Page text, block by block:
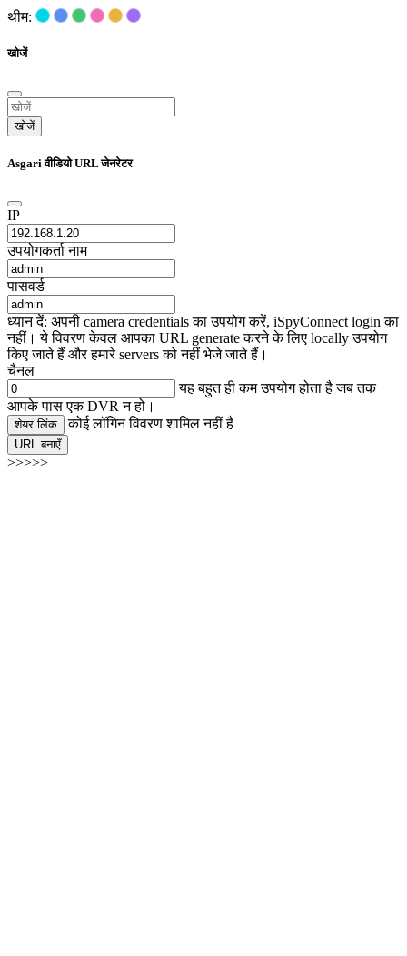
थीम:
खोजें
खोजें
Asgari वीडियो URL जेनरेटर
IP
उपयोगकर्ता नाम
पासवर्ड
ध्यान दें: अपनी camera credentials का उपयोग करें, iSpyConnect login का
नहीं। ये विवरण केवल आपका URL generate करने के लिए locally उपयोग
किए जाते हैं और हमारे servers को नहीं भेजे जाते हैं।
चैनल
यह बहुत ही कम उपयोग होता है जब तक
आपके पास एक DVR न हो।
शेयर लिंक कोई लॉगिन विवरण शामिल नहीं है
URL बनाएँ
>>>>>